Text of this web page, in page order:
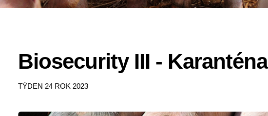
Biosecurity III - Karanténa
TÝDEN 24 ROK 2023